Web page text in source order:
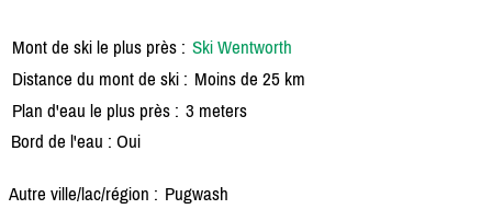
Mont de ski le plus près : Ski Wentworth
Distance du mont de ski : Moins de 25 km
Plan d'eau le plus près : 3 meters
Bord de l'eau : Oui
Autre ville/lac/région : Pugwash